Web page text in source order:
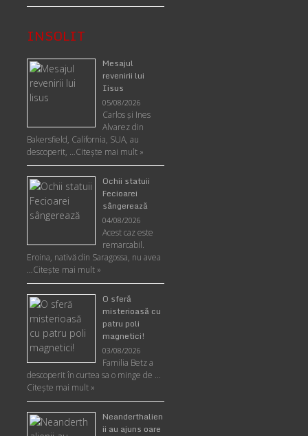
INSOLIT
Mesajul
revenirii lui
Iisus
05/08/2026
Carlos şi Ines
Alvarez din
Bakersfield, California, SUA, au
descoperit, …Citeşte mai mult »
Ochii statuii
Fecioarei
sângerează
04/08/2026
Acest caz este
remarcabil.
Eroina, nativă din Saragossa, nu avea
…Citeşte mai mult »
O sferă
misterioasă cu
patru poli
magnetici!
03/08/2026
Familia Betz a
descoperit în curtea sa o minge de …
Citeşte mai mult »
Neanderthalien
ii au ajuns oare